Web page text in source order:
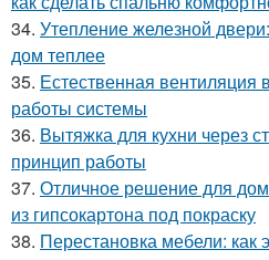
34. Утепление железной
дом теплее
35. Естественная
работы системы
36. Вытяжка для кухни через
принцип работы
37. Отличное решение для
из гипсокартона под покраску
38. Перестановка мебели: как